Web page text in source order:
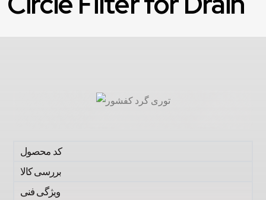
کد محصول
بررسی کالا
ویژگی فنی